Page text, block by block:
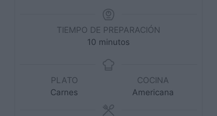
TIEMPO DE PREPARACIÓN
10 minutos
minutos
PLATO
Carnes
COCINA
Americana